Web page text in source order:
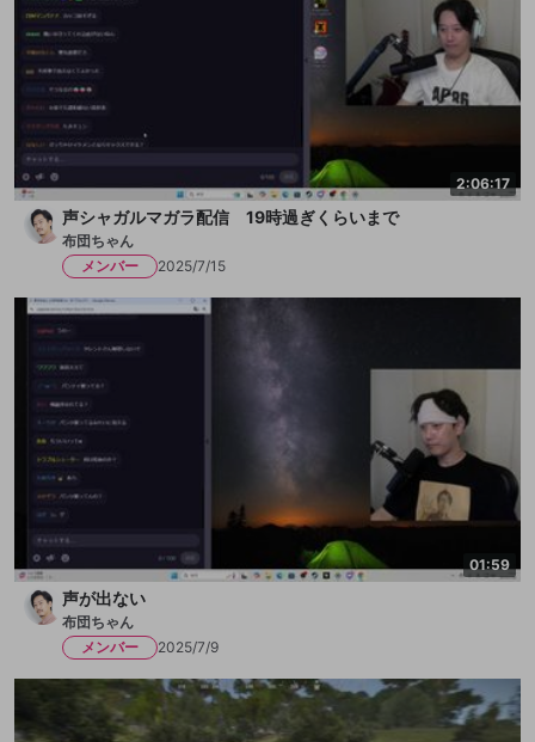
2:06:17
声シャガルマガラ配信 19時過ぎくらいまで
布団ちゃん
メンバー
2025/7/15
01:59
声が出ない
布団ちゃん
メンバー
2025/7/9